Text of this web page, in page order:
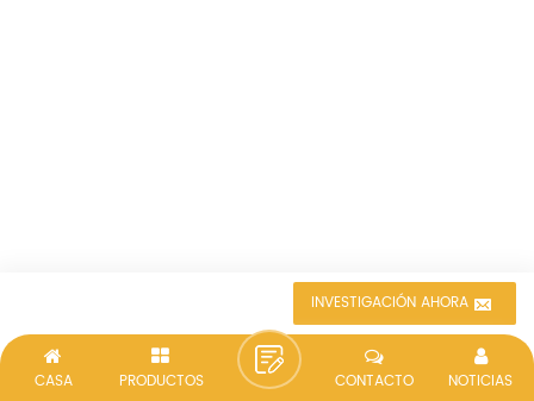
INVESTIGACIÓN AHORA
CASA PRODUCTOS NOTICIAS
CONTACTO